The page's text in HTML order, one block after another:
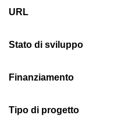
URL
Stato di sviluppo
Finanziamento
Tipo di progetto